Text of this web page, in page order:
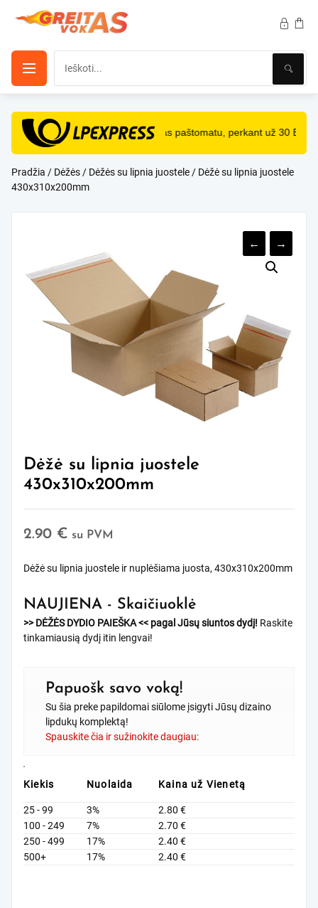
prie
NEMOKAMASpristatymas paštomatu, perkant už 30 Eur
Pradžia / Dėžės/ Dėžės su lipnia juostele/ Dėžė su lipnia juostele
430x310x200mm
← →
Dėžė su lipnia juostele
430x310x200mm
2.90 € su PVM
Dėžė su lipnia juostele ir nuplėšiama juosta, 430x310x200mm
NAUJIENA - Skaičiuoklė
>> DĖŽĖS DYDIO PAIEŠKA << pagal Jūsų siuntos dydį! Raskite
tinkamiausią dydį itin lengvai!
Papuošk savo voką!
Su šia preke papildomai siūlome įsigyti Jūsų dizaino
lipdukų komplektą!
Spauskite čia ir sužinokite daugiau:
Kiekis Nuolaida Kaina už Vienetą
25 - 99 3% 2.80 €
100 - 249
7% 2.70 €
250 - 499
17% 2.40 €
500+
17% 2.40 €